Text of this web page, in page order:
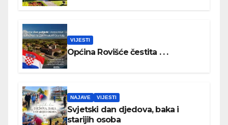
VIJESTI
Općina Rovišće čestita . . .
NAJAVE VIJESTI
Svjetski dan djedova, baka i
starijih osoba